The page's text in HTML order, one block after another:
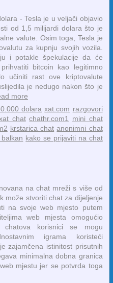
- Tesla je u veljači objavio
od 1,5 milijardi dolara što je
valute. Osim toga, Tesla je
za kupnju svojih vozila.
i potakle špekulacije da će
bitcoin kao legitimno
učiniti rast ove kriptovalute
je nedugo nakon što je
more
dolara xat.com razgovori
chat chathr.com1
mini chat
krstarica chat anonimni chat
kako se prijaviti na chat
na chat mreži s više od
može stvoriti chat za dijeljenje
na svoje web mjesto putem
web mjesta omogućio
korisnici se mogu
igrama koristeći
zajamčena istinitost prisutnih
minimalna dobna granica
mjestu jer se potvrda toga